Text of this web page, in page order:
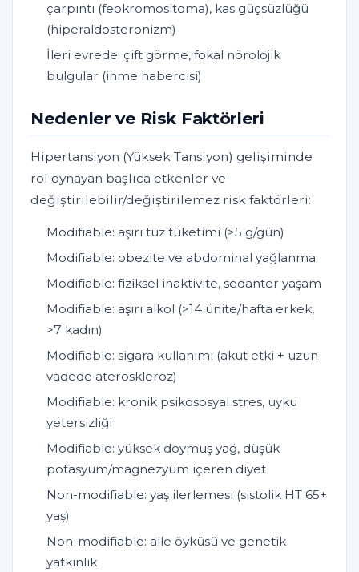
çarpıntı (feokromositoma), kas güçsüzlüğü
(hiperaldosteronizm)
İleri evrede: çift görme, fokal nörolojik
bulgular (inme habercisi)
Nedenler ve Risk Faktörleri
Hipertansiyon (Yüksek Tansiyon) gelişiminde
rol oynayan başlıca etkenler ve
değiştirilebilir/değiştirilemez risk faktörleri:
Modifiable: aşırı tuz tüketimi (>5 g/gün)
Modifiable: obezite ve abdominal yağlanma
Modifiable: fiziksel inaktivite, sedanter yaşam
Modifiable: aşırı alkol (>14 ünite/hafta erkek,
>7 kadın)
Modifiable: sigara kullanımı (akut etki + uzun
vadede ateroskleroz)
Modifiable: kronik psikososyal stres, uyku
yetersizliği
Modifiable: yüksek doymuş yağ, düşük
potasyum/magnezyum içeren diyet
Non-modifiable: yaş ilerlemesi (sistolik HT 65+
yaş)
Non-modifiable: aile öyküsü ve genetik
yatkınlık